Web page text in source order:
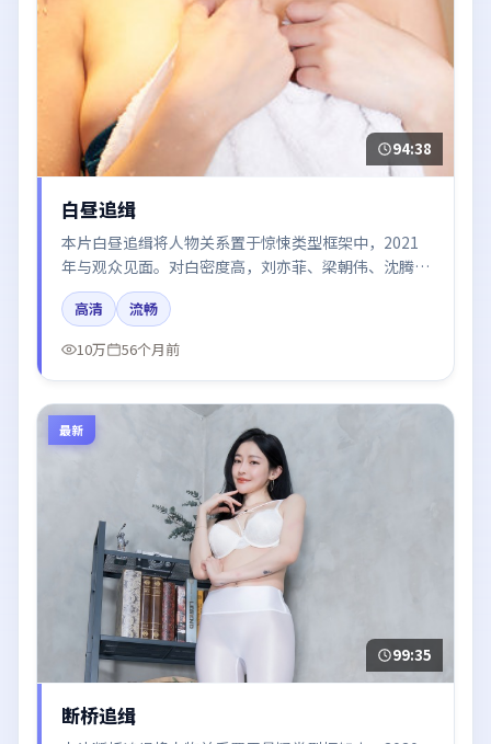
94:38
白昼追缉
本片白昼追缉将人物关系置于惊悚类型框架中，2021
年与观众见面。对白密度高，刘亦菲、梁朝伟、沈腾、
胡歌、张子枫的台词节奏值得关注；整体气质偏中国香
港都市与冷色调摄影。
高清
流畅
10万
56个月前
最新
99:35
断桥追缉